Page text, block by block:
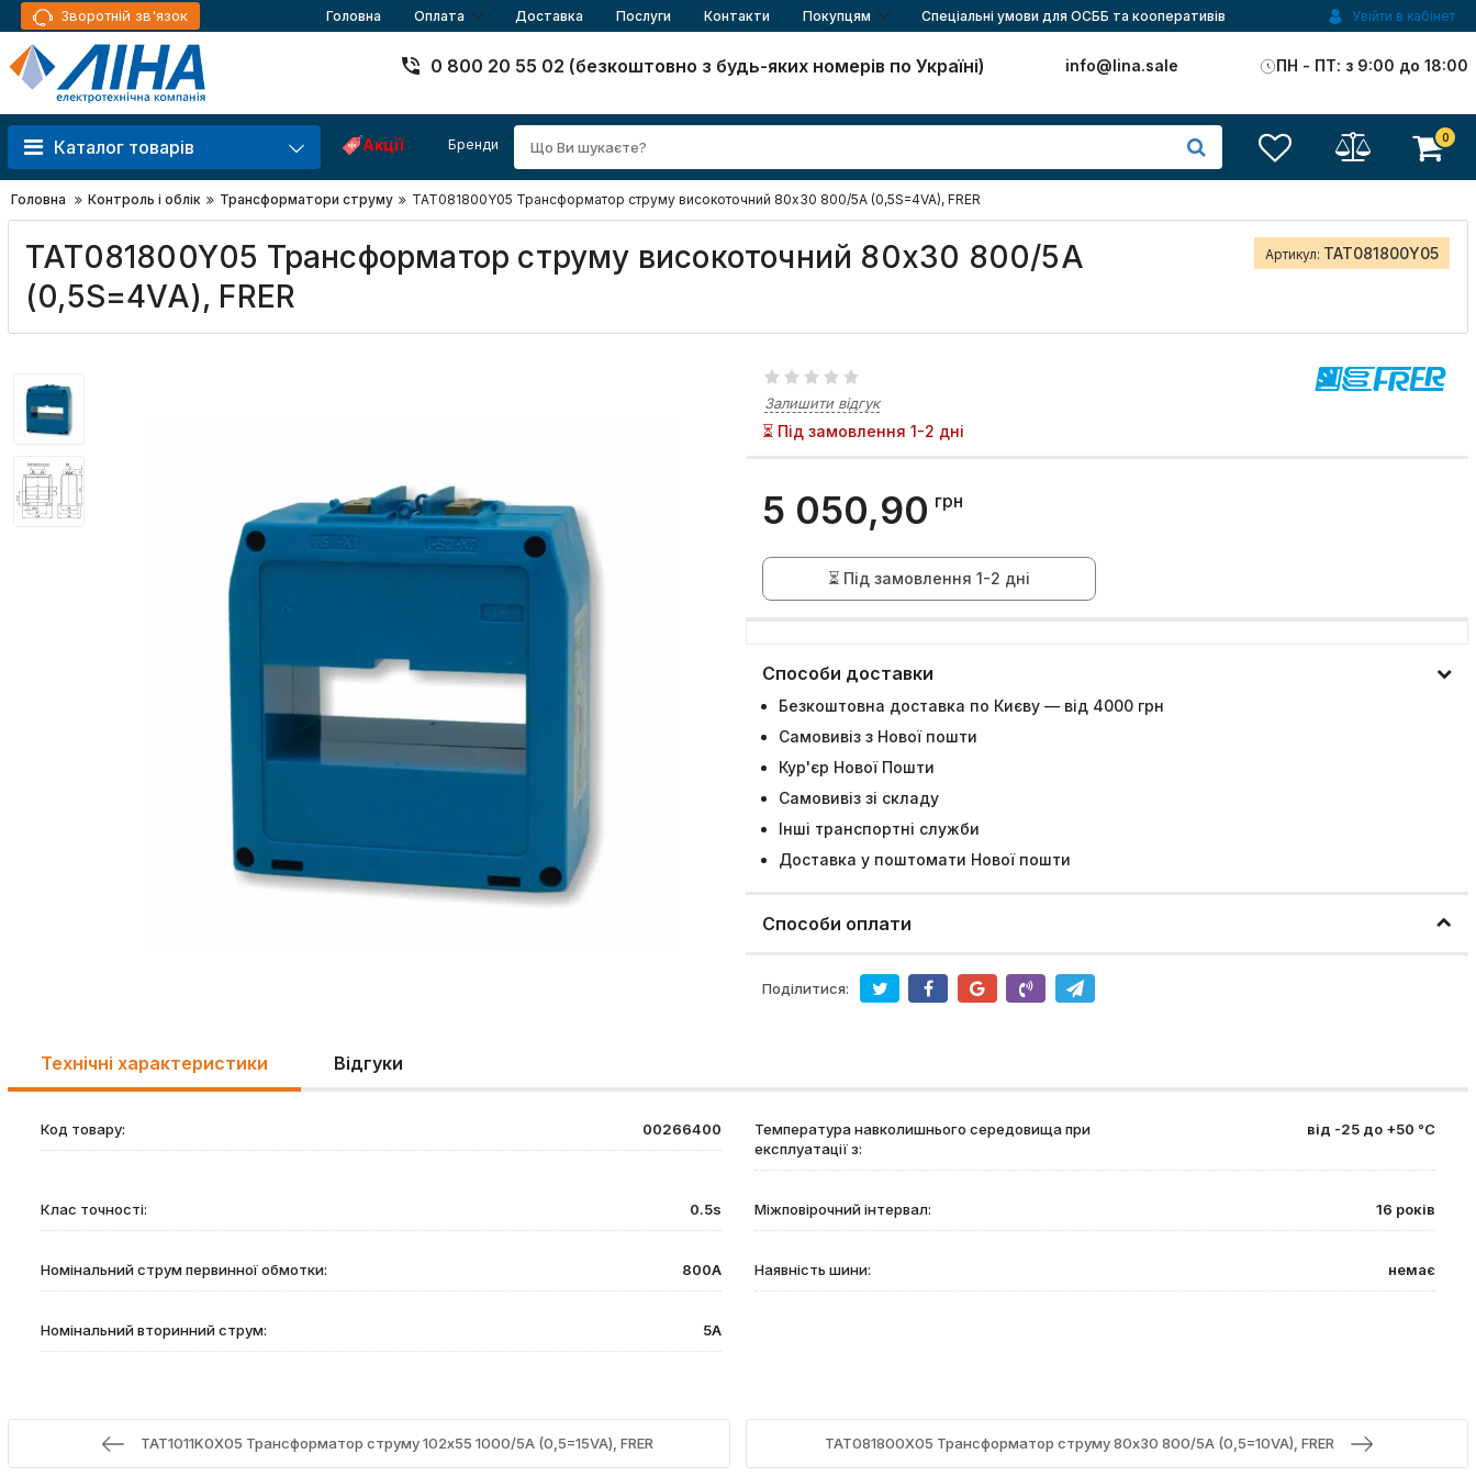
Зворотній зв'язок Головна Оплата Доставка Послуги Контакти Покупцям Спеціальні умови для ОСББ та кооперативів Увійти в кабінет
0 800 20 55 02 (безкоштовно з будь-яких номерів по Україні) info@lina.sale ПН - ПТ: з 9:00 до 18:00
Каталог товарів Акції Бренди 0
Головна Контроль і облік Трансформатори струму TAT081800Y05 Трансформатор струму високоточний 80x30 800/5A (0,5S=4VA), FRER
TAT081800Y05 Трансформатор струму високоточний 80x30 800/5A
(0,5S=4VA), FRER
Артикул: TAT081800Y05
Залишити відгук
⏳ Під замовлення 1-2 дні
5 050,90 грн
⏳ Під замовлення 1-2 дні
Способи доставки
Безкоштовна доставка по Києву — від 4000 грн
Самовивіз з Нової пошти
Кур'єр Нової Пошти
Самовивіз зі складу
Інші транспортні служби
Доставка у поштомати Нової пошти
Способи оплати
Поділитися:
Технічні характеристики Відгуки
Код товару: 00266400
Температура навколишнього середовища при
експлуатації з:
від -25 до +50 °С
Клас точності: 0.5s Міжповірочний інтервал: 16 років
Номінальний струм первинної обмотки: 800А Наявність шини: немає
Номінальний вторинний струм: 5А
TAT1011K0X05 Трансформатор струму 102х55 1000/5А (0,5=15VA), FRER TAT081800X05 Трансформатор струму 80x30 800/5A (0,5=10VA), FRER